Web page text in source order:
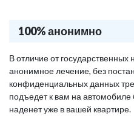
100% анонимно
В отличие от государственных
анонимное лечение, без
конфиденциальных данных
подъедет к вам на автомобиле
наденет уже в вашей квартире.